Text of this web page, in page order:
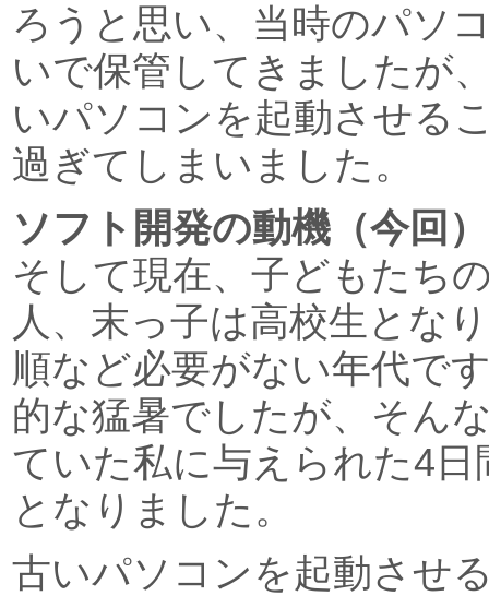
ろうと思い、当時のパソ
いで保管してきましたが
いパソコンを起動させる
過ぎてしまいました。
ソフト開発の動機（今回）
そして現在、子どもたち
人、末っ子は高校生とな
順など必要がない年代で
的な猛暑でしたが、そん
ていた私に与えられた4
となりました。
古いパソコンを起動させ